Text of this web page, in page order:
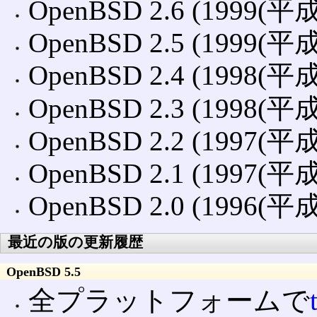
OpenBSD 2.6 (1999(平
OpenBSD 2.5 (1999(平
OpenBSD 2.4 (1998(平
OpenBSD 2.3 (1998(平
OpenBSD 2.2 (1997(平
OpenBSD 2.1 (1997(平
OpenBSD 2.0 (1996(平
最近の版の更新履歴
OpenBSD 5.5
全プラットフォームで